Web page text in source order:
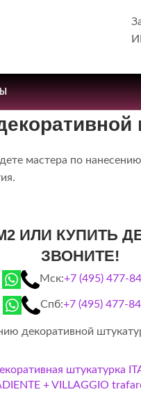
мастера по
ИЛИ КУПИТЬ
ЗВОНИТЕ!
Мск:+7 (495) 477-
Спб:+7 (495) 477-
декоративной